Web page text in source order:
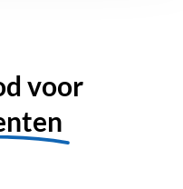
voor